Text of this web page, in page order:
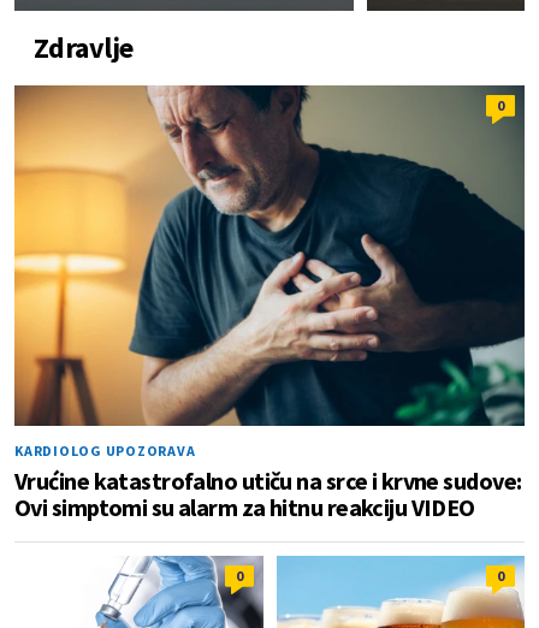
Zdravlje
0
KARDIOLOG UPOZORAVA
Vrućine katastrofalno utiču na srce i krvne sudove:
Ovi simptomi su alarm za hitnu reakciju VIDEO
0 0